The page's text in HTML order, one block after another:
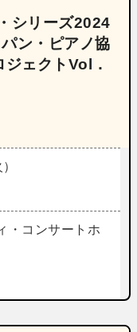
シリーズ2024
ン・ピアノ協
ェクトVol．
・コンサートホ